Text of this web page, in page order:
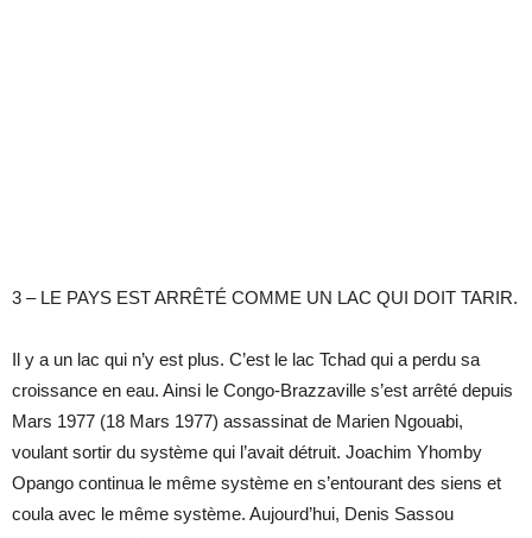
3 – LE PAYS EST ARRÊTÉ COMME UN LAC QUI DOIT TARIR.
Il y a un lac qui n’y est plus. C’est le lac Tchad qui a perdu sa
croissance en eau. Ainsi le Congo-Brazzaville s’est arrêté depuis
Mars 1977 (18 Mars 1977) assassinat de Marien Ngouabi,
voulant sortir du système qui l’avait détruit. Joachim Yhomby
Opango continua le même système en s’entourant des siens et
coula avec le même système. Aujourd’hui, Denis Sassou